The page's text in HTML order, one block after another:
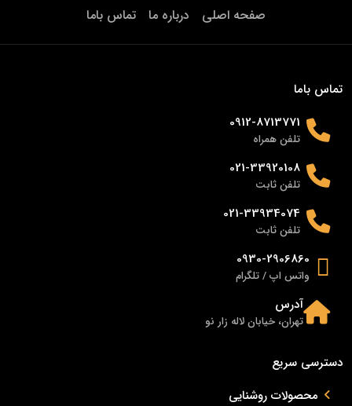
صفحه اصلی درباره ما تماس باما
تماس باما
0912-8713771
تلفن همراه
021-33920108
تلفن ثابت
021-33934074
تلفن ثابت
0930-2906860
واتس اپ / تلگرام
آدرس
تهران، خیابان لاله زار نو
دسترسی سریع
محصولات روشنایی